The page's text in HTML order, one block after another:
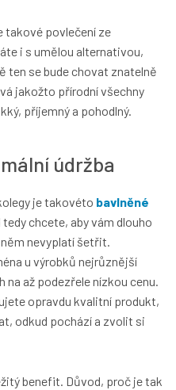
takové povlečení ze
i s umělou alternativou,
ten se bude chovat znatelně
jakožto přírodní všechny
příjemný a pohodlný.
údržba
je takovéto bavlněné
chcete, aby vám dlouho
nevyplatí šetřit.
u výrobků nejrůznější
na až podezřele nízkou cenu.
opravdu kvalitní produkt,
odkud pochází a zvolit si
benefit. Důvod, proč je tak